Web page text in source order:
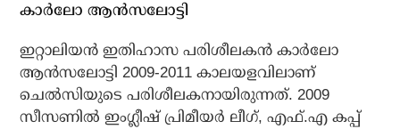
കാര്‍ലോ ആന്‍സലോട്ടി
ഇറ്റാലിയന്‍ ഇതിഹാസ പരിശീലകന്‍ കാര്‍ലോ
ആന്‍സലോട്ടി 2009-2011 കാലയളവിലാണ്
ചെല്‍സിയുടെ പരിശീലകനായിരുന്നത്. 2009
സീസണില്‍ ഇംഗ്ലീഷ് പ്രിമീയര്‍ ലീഗ്, എഫ്.എ കപ്പ്